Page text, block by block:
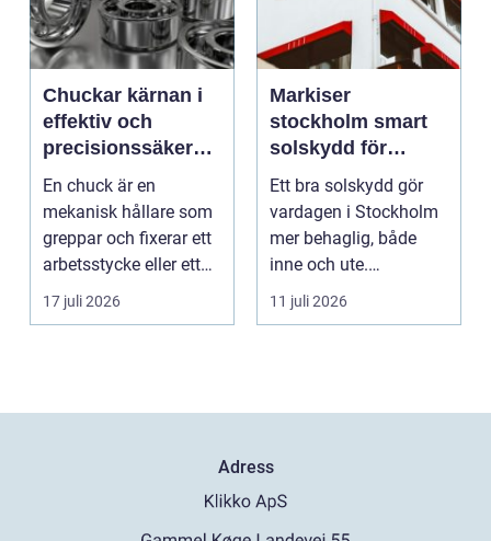
Chuckar kärnan i
effektiv och
precisionssäker
uppspänning
En chuck är en
mekanisk hållare som
greppar och fixerar ett
arbetsstycke eller ett
verktyg, oftast i...
17 juli 2026
Markiser
stockholm smart
solskydd för
stadsliv och
uteplatser
Ett bra solskydd gör
vardagen i Stockholm
mer behaglig, både
inne och ute.
Somrarna kan vara
varma, ...
11 juli 2026
Adress